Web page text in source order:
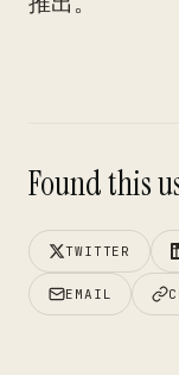
Found this
TWITTER
EMAIL